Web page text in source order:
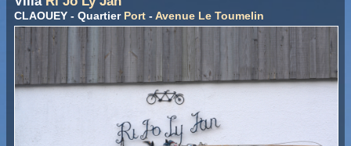
CLAOUEY - Quartier Port - Avenue Le Toumelin